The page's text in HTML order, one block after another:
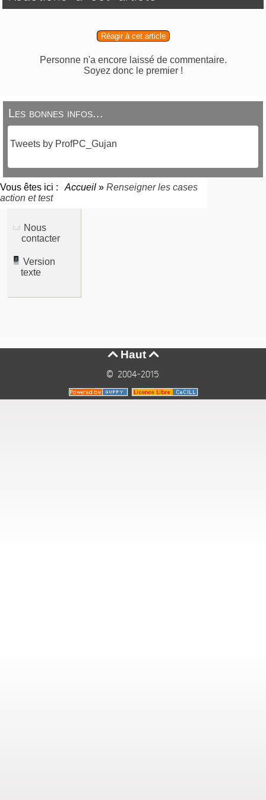
Réagir à cet article
Personne n'a encore laissé de commentaire.
Soyez donc le premier !
Les bonnes infos...
Tweets by ProfPC_Gujan
Vous êtes ici : Accueil » Renseigner les cases
action et test
Nous
contacter
Version
texte
Haut 
© 2004-2015